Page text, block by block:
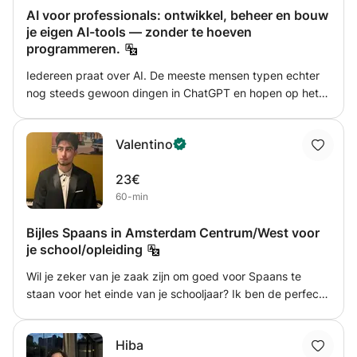
AI voor professionals: ontwikkel, beheer en bouw
je eigen AI-tools — zonder te hoeven
programmeren.
Iedereen praat over AI. De meeste mensen typen echter
nog steeds gewoon dingen in ChatGPT en hopen op het
begrijpen hoe AI werkt – en het als een volwaardig
hulpmiddel in hun werk willen gebruiken. Geen trucjes met
prompts. Geen zoveelste abonnementsapp. Echte,
praktische kennis die je de controle geeft. Ik heb meer
machine learning-infrastructuren – aanbevelingssystemen,
rankingmodellen, grootschalige datapijplijnen – bij
mijn eigen AI-systemen lokaal, bouw ik agents die
daadwerkelijke workflows automatiseren en geef ik
trainingen over governance-frameworks aan organisaties
die AI implementeren. Ik ken zowel de technische als de
Valentino
23€
60-min
Bijles Spaans in Amsterdam Centrum/West voor
je school/opleiding
Wil je zeker van je zaak zijn om goed voor Spaans te
staan voor het einde van je schooljaar? Ik ben de perfecte
manier en leuke ezelsbruggetjes wat je kan onthouden.
Hiba